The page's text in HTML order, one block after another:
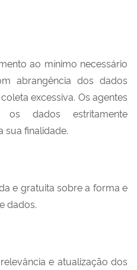
ao mínimo necessário
abrangência dos dados
excessiva. Os agentes
os dados estritamente
sua finalidade.
e gratuita sobre a forma e
dados.
e atualização dos